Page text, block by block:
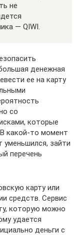
не
— QIWI.
денежная
ее на карту
со
которые
какой-то момент
зайти
перечень
карту или
средств. Сервис
которую можно
удается
деньги с